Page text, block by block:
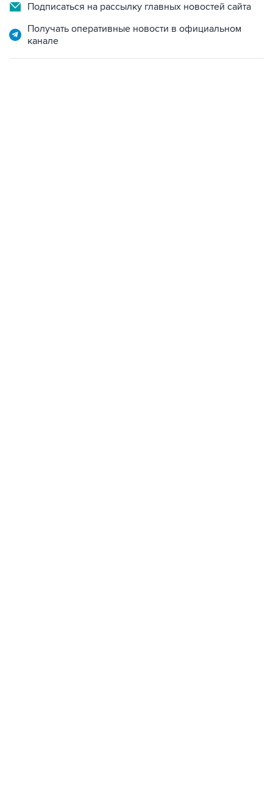
Подписаться на рассылку главных новостей сайта
Получать оперативные новости в официальном
канале